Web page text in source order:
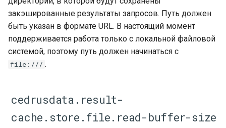
закэшированные результаты запросов. Путь должен
быть указан в формате URL. В настоящий момент
поддерживается работа только с локальной файловой
системой, поэтому путь должен начинаться с
file:/// .
cedrusdata.result-
cache.store.file.read-buffer-size